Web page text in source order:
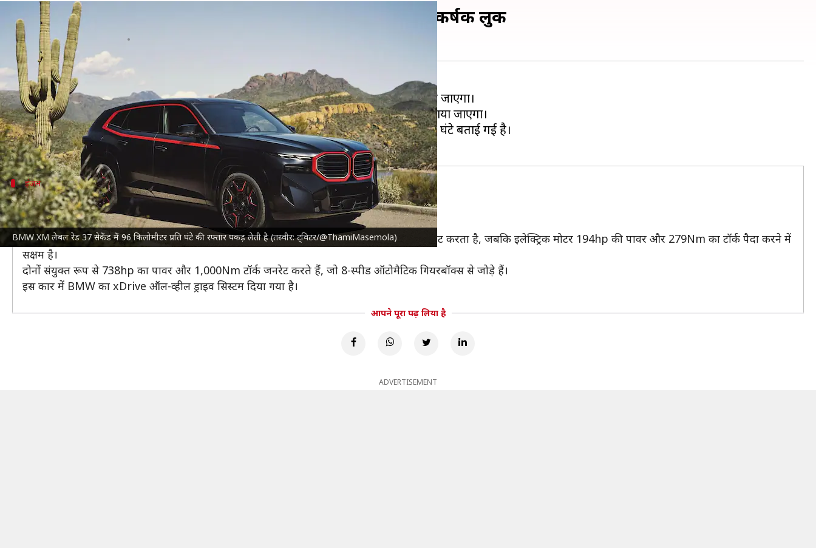
BMW XM लेबल रेड 37 सेकेंड में 96 किलोमीटर प्रति घंटे की रफ्तार पकड़ लेती है (तस्वीर: ट्विटर/@ThamiMasemola)
BMW XM लेबल रेड में मिलेगा दमदार हाइब्रिड पॉवरट्रेन और आकर्षक लुक
लेखन दिनेश चंद शर्मा
क्या है खबर?
BMWकी XM हाई-परफॉर्मेंस SUV को आकर्षक लुक में XM लेबल रेड वेरिएंट के रूप में पेश किया जाएगा।
यह कंपनी की अब तक की सबसे दमदार कार है, जिससे अगले सप्ताह ऑटो शंघाई 2023 में पर्दा उठाया जाएगा।
यह कार 37 सेकेंड में 96 किमी/घंटे की रफ्तार पकड़ लेती है, जिसकी टॉप स्पीड 250 किलोमीटर प्रति घंटे बताई गई है।
इंजन
XM के मौजूदा मॉडल से अधिक शक्तिशाली है इंजन
नईBMW XMका हाइब्रिड पावरट्रेन अपने मौजूदा मॉडल की तुलना अधिक दमदार है।
इसमें एक नया 4.4-लीटर V8 ट्विन-टर्बो इंजन मिलेगा, जो 577hp की पावर और 750Nm का टॉर्क जनरेट करता है, जबकि इलेक्ट्रिक मोटर 194hp की पावर और 279Nm का टॉर्क पैदा करने में
सक्षम है।
दोनों संयुक्त रूप से 738hp का पावर और 1,000Nm टॉर्क जनरेट करते हैं, जो 8-स्पीड ऑटोमैटिक गियरबॉक्स से जोड़े हैं।
इस कार में BMW का xDrive ऑल-व्हील ड्राइव सिस्टम दिया गया है।
आपने पूरा पढ़ लिया है
ADVERTISEMENT